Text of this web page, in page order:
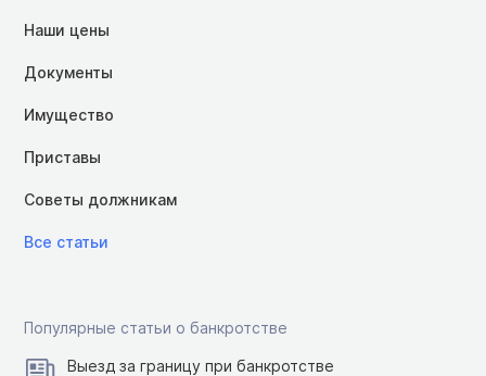
Наши цены
Документы
Имущество
Приставы
Советы должникам
Все статьи
Популярные статьи о банкротстве
Выезд за границу при банкротстве